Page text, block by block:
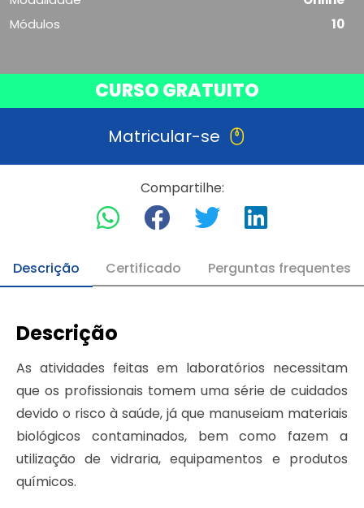
Módulos
10
CURSO GRATUITO
Matricular-se
Compartilhe:
Descrição Certificado Perguntas frequentes
Descrição
As atividades feitas em laboratórios necessitam
que os profissionais tomem uma série de cuidados
devido o risco à saúde, já que manuseiam materiais
biológicos contaminados, bem como fazem a
utilização de vidraria, equipamentos e produtos
químicos.